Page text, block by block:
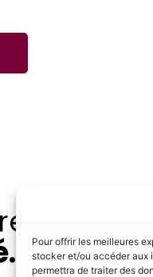
Pour offrir les meilleures
stocker et/ou accéder aux
permettra de traiter des